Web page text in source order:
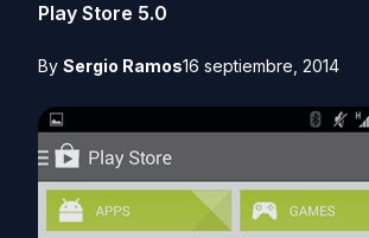
Play Store 5.0
By Sergio Ramos16 septiembre, 2014